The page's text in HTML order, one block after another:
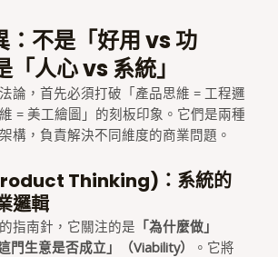
：不是「好用 vs 功
「人心 vs 系統」
論，首先必須打破「產品思維 = 工程邏
= 美工繪圖」的刻板印象。它們是兩種
構，負責解決不同維度的商業問題。
Thinking)：系統的
邏輯
指南針，它關注的是 「為什麼做」
這門生意是否成立」（Viability）
。它將